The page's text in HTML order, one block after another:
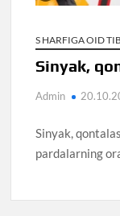
S HARFIGA OID
Sinyak,
Admin
Sinyak,
pardalarning